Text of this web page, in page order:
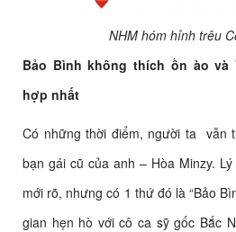
NHM hóm hỉnh trêu
Bảo Bình không thích ồn ào
hợp nhất
Có những thời điểm, người ta vẫn
bạn gái cũ của anh – Hòa Minzy.
mới rõ, nhưng có 1 thứ đó là “Bảo
gian hẹn hò với cô ca sỹ gốc Bắc